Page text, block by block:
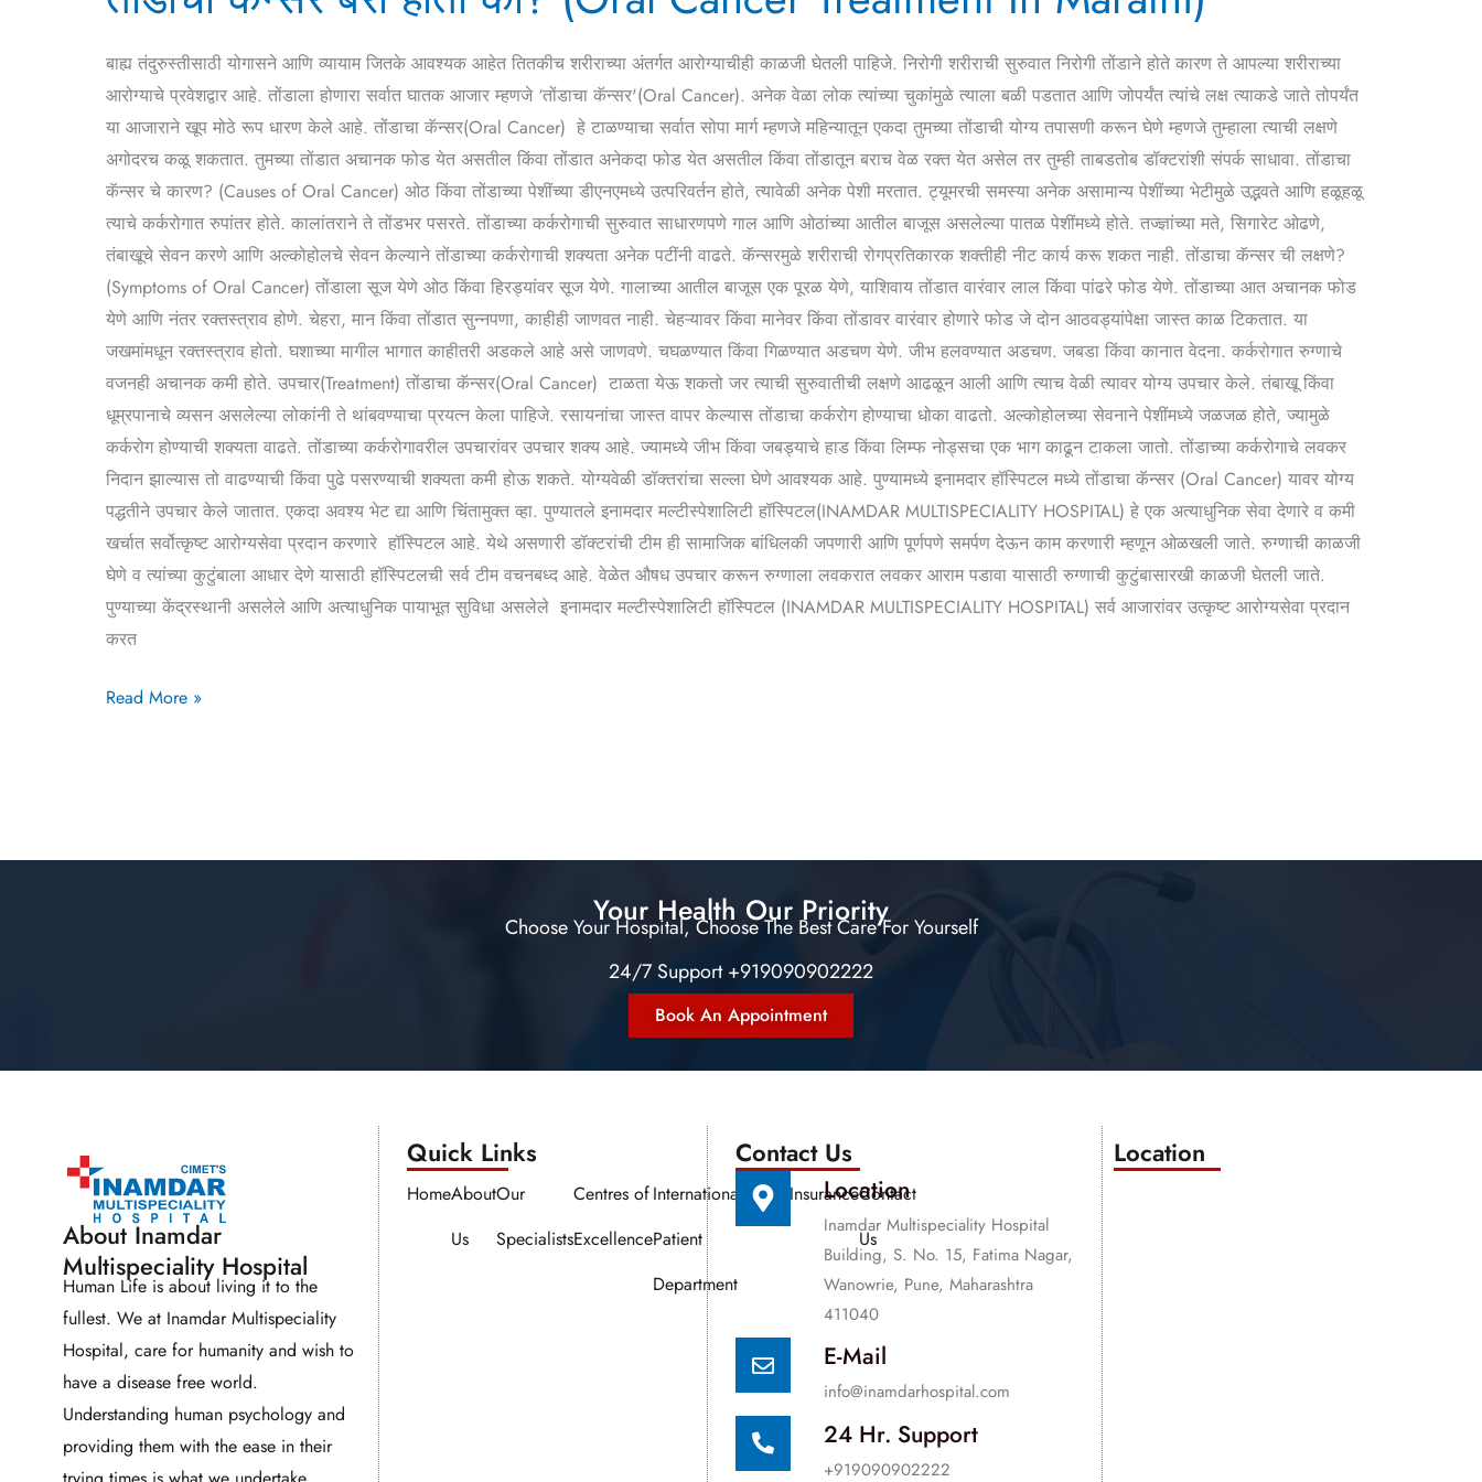
बाह्य तंदुरुस्तीसाठी योगासने आणि व्यायाम जितके आवश्यक आहेत तितकीच शरीराच्या अंतर्गत आरोग्याचीही काळजी घेतली पाहिजे. निरोगी शरीराची सुरुवात निरोगी तोंडाने होते कारण ते आपल्या शरीराच्या
आरोग्याचे प्रवेशद्वार आहे. तोंडाला होणारा सर्वात घातक आजार म्हणजे ‘तोंडाचा कॅन्सर'(Oral Cancer). अनेक वेळा लोक त्यांच्या चुकांमुळे त्याला बळी पडतात आणि जोपर्यंत त्यांचे लक्ष त्याकडे जाते तोपर्यंत
या आजाराने खूप मोठे रूप धारण केले आहे. तोंडाचा कॅन्सर(Oral Cancer) हे टाळण्याचा सर्वात सोपा मार्ग म्हणजे महिन्यातून एकदा तुमच्या तोंडाची योग्य तपासणी करून घेणे म्हणजे तुम्हाला त्याची लक्षणे
अगोदरच कळू शकतात. तुमच्या तोंडात अचानक फोड येत असतील किंवा तोंडात अनेकदा फोड येत असतील किंवा तोंडातून बराच वेळ रक्त येत असेल तर तुम्ही ताबडतोब डॉक्टरांशी संपर्क साधावा. तोंडाचा
कॅन्सर चे कारण? (Causes of Oral Cancer) ओठ किंवा तोंडाच्या पेशींच्या डीएनएमध्ये उत्परिवर्तन होते, त्यावेळी अनेक पेशी मरतात. ट्यूमरची समस्या अनेक असामान्य पेशींच्या भेटीमुळे उद्भवते आणि हळूहळू
त्याचे कर्करोगात रुपांतर होते. कालांतराने ते तोंडभर पसरते. तोंडाच्या कर्करोगाची सुरुवात साधारणपणे गाल आणि ओठांच्या आतील बाजूस असलेल्या पातळ पेशींमध्ये होते. तज्ज्ञांच्या मते, सिगारेट ओढणे,
तंबाखूचे सेवन करणे आणि अल्कोहोलचे सेवन केल्याने तोंडाच्या कर्करोगाची शक्यता अनेक पटींनी वाढते. कॅन्सरमुळे शरीराची रोगप्रतिकारक शक्तीही नीट कार्य करू शकत नाही. तोंडाचा कॅन्सर ची लक्षणे?
(Symptoms of Oral Cancer) तोंडाला सूज येणे ओठ किंवा हिरड्यांवर सूज येणे. गालाच्या आतील बाजूस एक पूरळ येणे, याशिवाय तोंडात वारंवार लाल किंवा पांढरे फोड येणे. तोंडाच्या आत अचानक फोड
येणे आणि नंतर रक्तस्त्राव होणे. चेहरा, मान किंवा तोंडात सुन्नपणा, काहीही जाणवत नाही. चेहऱ्यावर किंवा मानेवर किंवा तोंडावर वारंवार होणारे फोड जे दोन आठवड्यांपेक्षा जास्त काळ टिकतात. या
जखमांमधून रक्तस्त्राव होतो. घशाच्या मागील भागात काहीतरी अडकले आहे असे जाणवणे. चघळण्यात किंवा गिळण्यात अडचण येणे. जीभ हलवण्यात अडचण. जबडा किंवा कानात वेदना. कर्करोगात रुग्णाचे
वजनही अचानक कमी होते. उपचार(Treatment) तोंडाचा कॅन्सर(Oral Cancer) टाळता येऊ शकतो जर त्याची सुरुवातीची लक्षणे आढळून आली आणि त्याच वेळी त्यावर योग्य उपचार केले. तंबाखू किंवा
धूम्रपानाचे व्यसन असलेल्या लोकांनी ते थांबवण्याचा प्रयत्न केला पाहिजे. रसायनांचा जास्त वापर केल्यास तोंडाचा कर्करोग होण्याचा धोका वाढतो. अल्कोहोलच्या सेवनाने पेशींमध्ये जळजळ होते, ज्यामुळे
कर्करोग होण्याची शक्यता वाढते. तोंडाच्या कर्करोगावरील उपचारांवर उपचार शक्य आहे. ज्यामध्ये जीभ किंवा जबड्याचे हाड किंवा लिम्फ नोड्सचा एक भाग काढून टाकला जातो. तोंडाच्या कर्करोगाचे लवकर
निदान झाल्यास तो वाढण्याची किंवा पुढे पसरण्याची शक्यता कमी होऊ शकते. योग्यवेळी डॉक्तरांचा सल्ला घेणे आवश्यक आहे. पुण्यामध्ये इनामदार हॉस्पिटल मध्ये तोंडाचा कॅन्सर (Oral Cancer) यावर योग्य
पद्धतीने उपचार केले जातात. एकदा अवश्य भेट द्या आणि चिंतामुक्त व्हा. पुण्यातले इनामदार मल्टीस्पेशालिटी हॉस्पिटल(INAMDAR MULTISPECIALITY HOSPITAL) हे एक अत्याधुनिक सेवा देणारे व कमी
खर्चात सर्वोत्कृष्ट आरोग्यसेवा प्रदान करणारे हॉस्पिटल आहे. येथे असणारी डॉक्टरांची टीम ही सामाजिक बांधिलकी जपणारी आणि पूर्णपणे समर्पण देऊन काम करणारी म्हणून ओळखली जाते. रुग्णाची काळजी
घेणे व त्यांच्या कुटुंबाला आधार देणे यासाठी हॉस्पिटलची सर्व टीम वचनबध्द आहे. वेळेत औषध उपचार करून रुग्णाला लवकरात लवकर आराम पडावा यासाठी रुग्णाची कुटुंबासारखी काळजी घेतली जाते.
पुण्याच्या केंद्रस्थानी असलेले आणि अत्याधुनिक पायाभूत सुविधा असलेले इनामदार मल्टीस्पेशालिटी हॉस्पिटल (INAMDAR MULTISPECIALITY HOSPITAL) सर्व आजारांवर उत्कृष्ट आरोग्यसेवा प्रदान
करत
बरा
होतो
का?
(Oral
Cancer
Treatment
In
Marathi)
Read More »
Your Health Our Priority
Choose Your Hospital, Choose The Best Care For Yourself
24/7 Support +919090902222
Book An Appointment
About Inamdar
Multispeciality Hospital
Human Life is about living it to the
fullest. We at Inamdar Multispeciality
Hospital, care for humanity and wish to
have a disease free world.
Understanding human psychology and
providing them with the ease in their
Quick Links​​
HomeAbout
Us
Our
Specialists
Centres of
Excellence
International
Patient
Department
Media InsuranceContact
Us
Contact Us
Location
Inamdar Multispeciality Hospital
Building, S. No. 15, Fatima Nagar,
Wanowrie, Pune, Maharashtra
411040
E-Mail
info@inamdarhospital.com
24 Hr. Support
+919090902222
Location